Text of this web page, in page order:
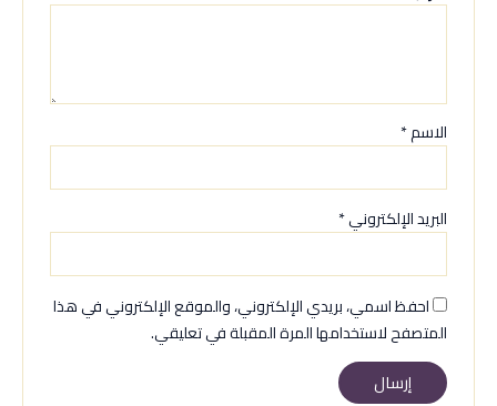
الاسم*
البريد الإلكتروني*
احفظ اسمي، بريدي الإلكتروني، والموقع الإلكتروني في هذا
المتصفح لاستخدامها المرة المقبلة في تعليقي.